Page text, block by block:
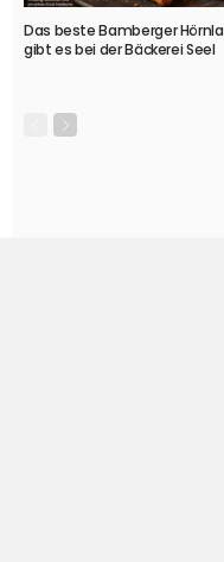
Das beste Bamberger Hörnla
gibt es bei der Bäckerei Seel